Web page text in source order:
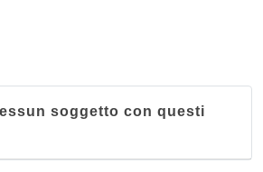
soggetto con questi